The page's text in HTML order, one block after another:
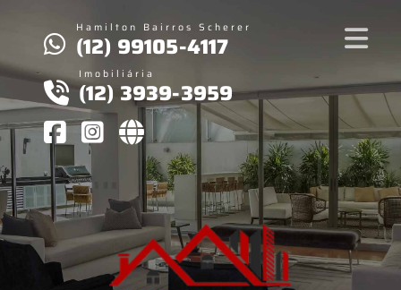
Hamilton Bairros Scherer
(12) 99105-4117
Imobiliária
(12) 3939-3959